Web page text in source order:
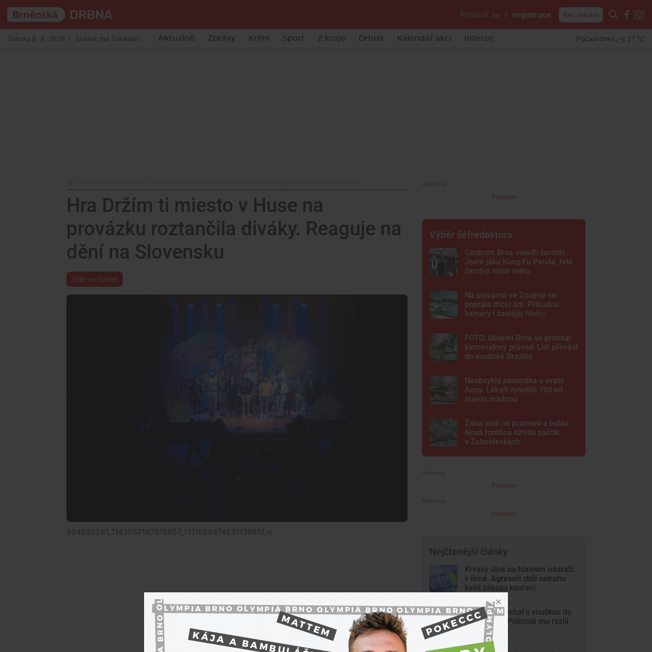
Přihlásit se / registrace Bez reklam
Sobota 8. 8. 2026 | Svátek má Soběslav Aktuálně Zprávy Krimi Sport Z kraje Drbna Kalendář akcí Inzerce Počasí dnes 27 °C
Hra Držím ti miesto v Huse na
provázku roztančila diváky. Reaguje na
dění na Slovensku
Zpět na článek
504532261_1143567197815657_7111658474531136817_n
Premium
Výběr šéfredaktora
Centrum Brna ovládli šermíři.
Jsem jako Kung Fu Panda, řekl
čerstvý mistr světa
Na plovárně ve Znojmě se
popralo třicet lidí. Přibudou
kamery i častější hlídky
FOTO: Ulicemi Brna se prohnal
karnevalový průvod. Lidi přenesl
do exotické Brazílie
Neobvyklá pacientka u svaté
Anny. Lékaři vyšetřili 700 let
starou madonu
Žába sedí na prameni a bublá.
Nová fontána oživila parčík
v Žabovřeskách
Premium
Premium
Nejčtenější články
Krvavý útok na hlavním nádraží
v Brně. Agresoři zbili ostrahu
kvůli zákazu kouření
Dědeček spěchal s vnučkou do
nemocnice. Policisté mu razili
cestu Brnem